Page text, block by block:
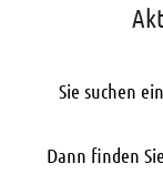
Sie suchen
Dann finden